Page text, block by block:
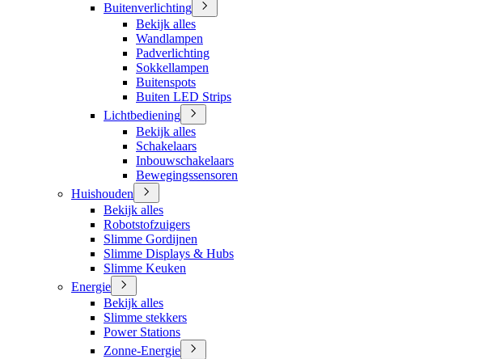
Buitenverlichting
Bekijk alles
Wandlampen
Padverlichting
Sokkellampen
Buitenspots
Buiten LED Strips
Lichtbediening
Bekijk alles
Schakelaars
Inbouwschakelaars
Bewegingssensoren
Huishouden
Bekijk alles
Robotstofzuigers
Slimme Gordijnen
Slimme Displays & Hubs
Slimme Keuken
Energie
Bekijk alles
Slimme stekkers
Power Stations
Zonne-Energie